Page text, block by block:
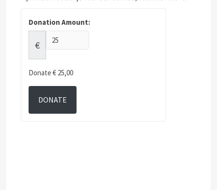
Donation Amount:
€
Donate€ 25,00
DONATE